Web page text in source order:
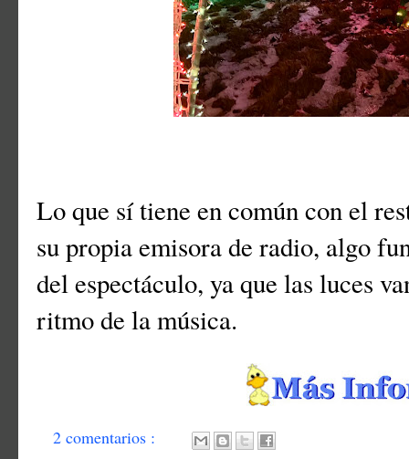
Lo que sí tiene en común con el
su propia emisora de radio, algo
del espectáculo, ya que las luces
ritmo de la música.
2 comentarios :